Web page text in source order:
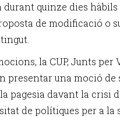
quinze dies hàbils
de modificació o
la CUP, Junts per
presentar una moció de
pagesia davant la crisi
de polítiques per a la